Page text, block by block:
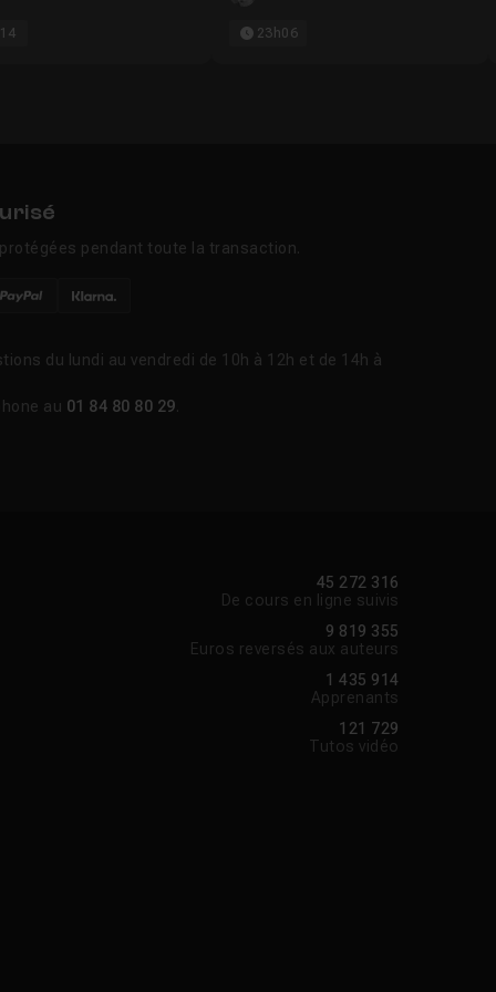
23h06
pendant toute la transaction.
du lundi au vendredi de 10h à 12h et de 14h à
au 01 84 80 80 29.
45 272 316
De cours en ligne suivis
9 819 355
Euros reversés aux auteurs
1 435 914
Apprenants
121 729
Tutos vidéo